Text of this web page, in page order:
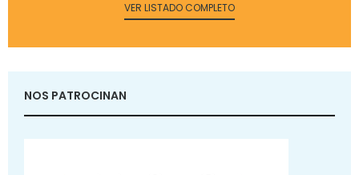
VER LISTADO COMPLETO
NOS PATROCINAN